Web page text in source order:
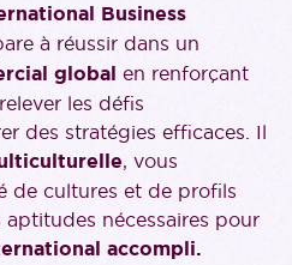
Business
à réussir dans un
global en renforçant
les défis
des stratégies efficaces. Il
, vous
de cultures et de profils
nécessaires pour
accompli.